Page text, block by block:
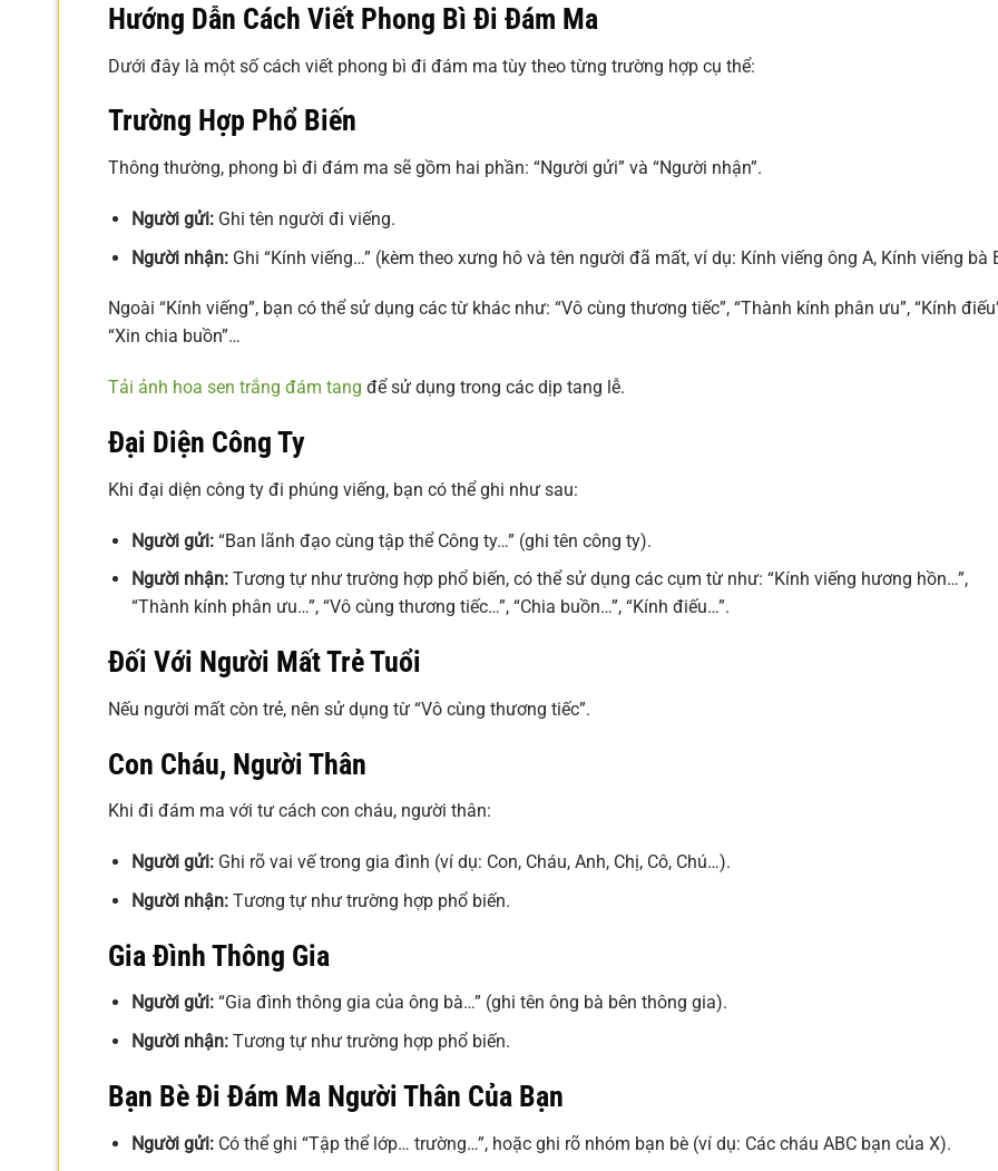
Hướng Dẫn Cách Viết Phong Bì Đi Đám Ma
Dưới đây là một số cách viết phong bì đi đám ma tùy theo từng trường hợp cụ thể:
Trường Hợp Phổ Biến
Thông thường, phong bì đi đám ma sẽ gồm hai phần: “Người gửi” và “Người nhận”.
Người gửi:Ghi tên người đi viếng.
Người nhận:Ghi “Kính viếng…” (kèm theo xưng hô và tên người đã mất, ví dụ: Kính viếng ông A, Kính viếng bà
Ngoài “Kính viếng”, bạn có thể sử dụng các từ khác như: “Vô cùng thương tiếc”, “Thành kính phân ưu”, “Kính
“Xin chia buồn”…
Tải ảnh hoa sen trắng đám tang để sử dụng trong các dịp tang lễ.
Đại Diện Công Ty
Khi đại diện công ty đi phúng viếng, bạn có thể ghi như sau:
Người gửi:“Ban lãnh đạo cùng tập thể Công ty…” (ghi tên công ty).
Người nhận:Tương tự như trường hợp phổ biến, có thể sử dụng các cụm từ như: “Kính viếng hương hồn…”,
“Thành kính phân ưu…”, “Vô cùng thương tiếc…”, “Chia buồn…”, “Kính điếu…”.
Đối Với Người Mất Trẻ Tuổi
Nếu người mất còn trẻ, nên sử dụng từ “Vô cùng thương tiếc”.
Con Cháu, Người Thân
Khi đi đám ma với tư cách con cháu, người thân:
Người gửi:Ghi rõ vai vế trong gia đình (ví dụ: Con, Cháu, Anh, Chị, Cô, Chú…).
Người nhận:Tương tự như trường hợp phổ biến.
Gia Đình Thông Gia
Người gửi:“Gia đình thông gia của ông bà…” (ghi tên ông bà bên thông gia).
Người nhận:Tương tự như trường hợp phổ biến.
Bạn Bè Đi Đám Ma Người Thân Của Bạn
Người gửi:Có thể ghi “Tập thể lớp… trường…”, hoặc ghi rõ nhóm bạn bè (ví dụ: Các cháu ABC bạn của X).